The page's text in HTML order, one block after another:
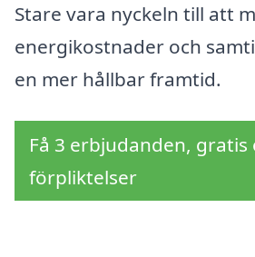
Stare vara nyckeln till att
energikostnader och
en mer hållbar framtid.
Få 3 erbjudanden, gratis
förpliktelser